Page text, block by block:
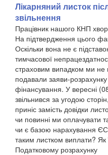
Лікарняний листок
звільнення
Працівник нашого КНП
На підтвердження цього
Оскільки вона не є
тимчасової
страховим випадком ми не
подавали заяви-
фінансування. У вересні
звільнився за угодою
приніс замість довідки
чи повинні ми оплачувати
чи є базою нарахування
таким листком виплати? Як
Податковому розрахунку